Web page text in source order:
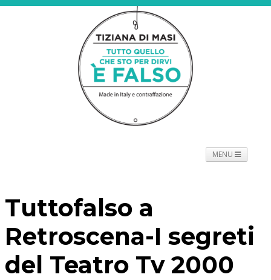
MENU
PROMOTORI BIOGRAFIE
Tuttofalso a
Retroscena-I segreti
del Teatro Tv 2000